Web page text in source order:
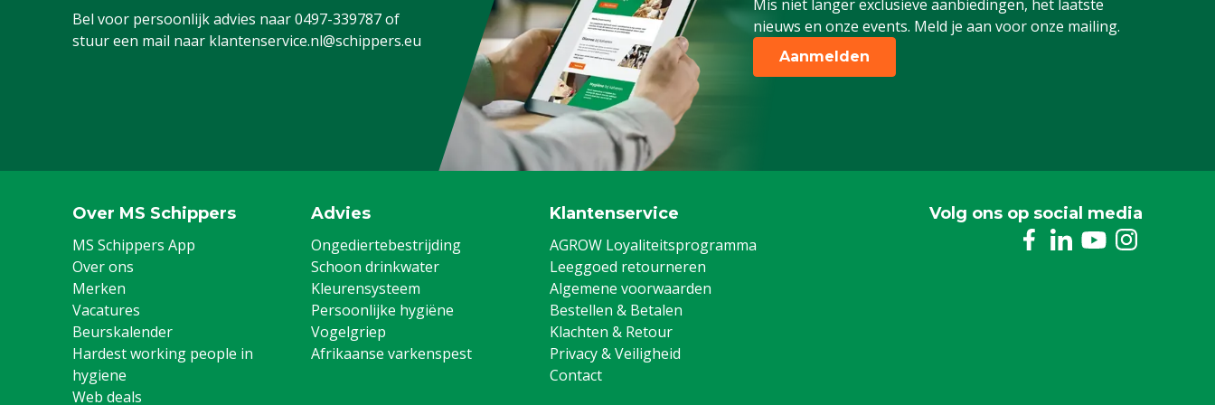
Bel voor persoonlijk advies naar0497-339787of
stuur een mail naar klantenservice.nl@schippers.eu
Mis niet langer exclusieve aanbiedingen, het laatste
nieuws en onze events. Meld je aan voor onze mailing.
Aanmelden
Over MS Schippers
MS Schippers App
Over ons
Merken
Vacatures
Beurskalender
Hardest working people in
hygiene
Web deals
Advies
Ongediertebestrijding
Schoon drinkwater
Kleurensysteem
Persoonlijke hygiëne
Vogelgriep
Afrikaanse varkenspest
Klantenservice
AGROW Loyaliteitsprogramma
Leeggoed retourneren
Algemene voorwaarden
Bestellen & Betalen
Klachten & Retour
Privacy & Veiligheid
Contact
Volg ons op social media